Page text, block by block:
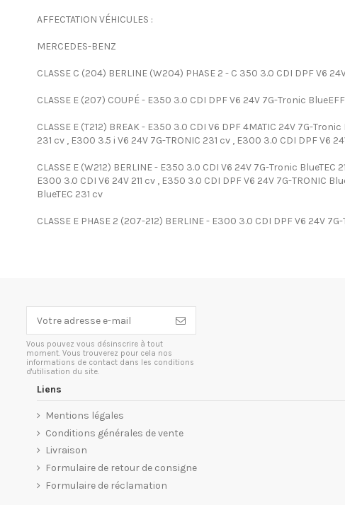
AFFECTATION VÉHICULES :
MERCEDES-BENZ
CLASSE C (204) BERLINE (W204) PHASE 2 - C 350 3.0 CDI DPF V6
CLASSE E (207) COUPÉ - E350 3.0 CDI DPF V6 24V 7G-Tronic
CLASSE E (T212) BREAK - E350 3.0 CDI V6 DPF 4MATIC 24V 7G-
231 cv , E300 3.5 i V6 24V 7G-TRONIC 231 cv , E300 3.0 CDI DPF V6
CLASSE E (W212) BERLINE - E350 3.0 CDI V6 24V 7G-Tronic BlueTEC
E300 3.0 CDI V6 24V 211 cv , E350 3.0 CDI DPF V6 24V 7G-TRONIC
BlueTEC 231 cv
CLASSE E PHASE 2 (207-212) BERLINE - E300 3.0 CDI DPF V6 24V
Vous pouvez vous désinscrire à tout
moment. Vous trouverez pour cela nos
informations de contact dans les conditions
d'utilisation du site.
Liens
Mentions légales
Conditions générales de vente
Livraison
Formulaire de retour de consigne
Formulaire de réclamation